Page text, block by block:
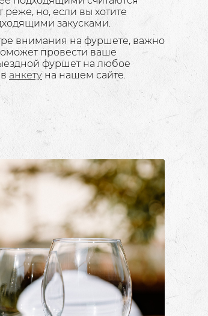
но, если вы хотите
закусками.
внимания на фуршете, важно
провести ваше
фуршет на любое
анкету на нашем сайте.